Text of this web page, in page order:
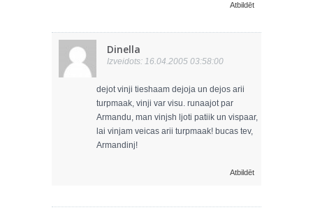
Atbildēt
Dinella
Izveidots: 16.04.2005 03:58:00
dejot vinji tieshaam dejoja un dejos arii
turpmaak, vinji var visu. runaajot par
Armandu, man vinjsh ljoti patiik un vispaar,
lai vinjam veicas arii turpmaak! bucas tev,
Armandinj!
Atbildēt